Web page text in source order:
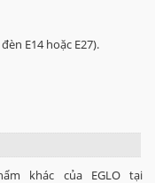
E14 hoặc E27).
khác của EGLO tại